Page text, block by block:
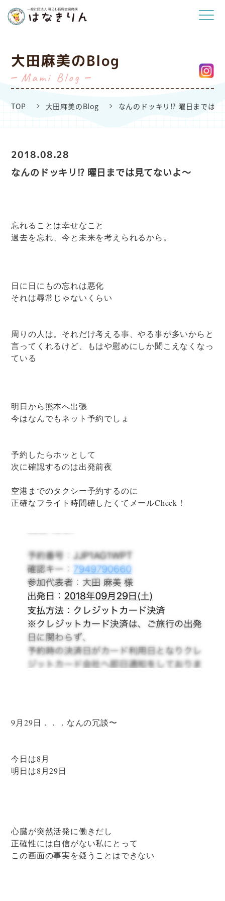
大田麻美のBlog
Mami Blog
TOP 大田麻美のBlog なんのドッキリ⁉︎ 曜日までは見
2018.08.28
なんのドッキリ⁉︎ 曜日までは見てないよ〜
忘れることは幸せなこと
過去を忘れ、今と未来を考えられるから。
日に日にもの忘れは悪化
それは尋常じゃないくらい
周りの人は。それだけ考える事、やる事が多いからと
言ってくれるけど、もはや慰めにしか聞こえなくなっ
ている
明日から熊本へ出張
今はなんでもネット予約でしょ
予約したらホッとして
次に確認するのは出発前夜
空港までのタクシー予約するのに
正確なフライト時間確したくてメールCheck！
9月29日．．．なんの冗談〜
今日は8月
明日は8月29日
心臓が突然活発に働きだし
正確性には自信がない私にとって
この画面の事実を疑うことはできない